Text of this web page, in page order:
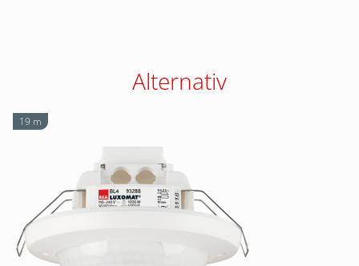
Alternativ
19 m